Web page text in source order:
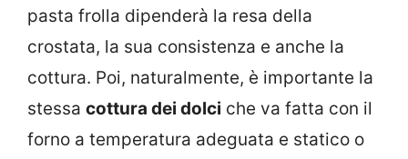
pasta frolla dipenderà la resa della
crostata, la sua consistenza e anche la
cottura. Poi, naturalmente, è importante la
stessa cottura dei dolci che va fatta con il
forno a temperatura adeguata e statico o